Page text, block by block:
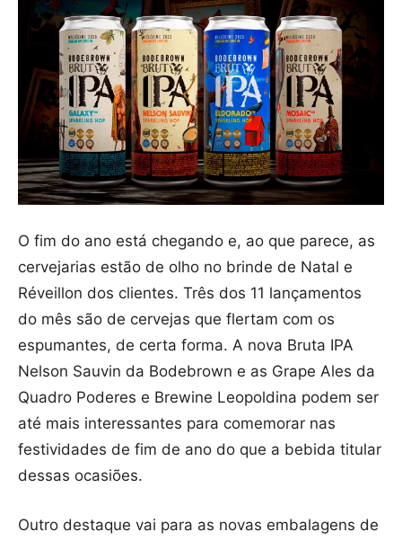
O fim do ano está chegando e, ao que parece, as
cervejarias estão de olho no brinde de Natal e
Réveillon dos clientes. Três dos 11 lançamentos
do mês são de cervejas que flertam com os
espumantes, de certa forma. A nova Bruta IPA
Nelson Sauvin da Bodebrown e as Grape Ales da
Quadro Poderes e Brewine Leopoldina podem ser
até mais interessantes para comemorar nas
festividades de fim de ano do que a bebida titular
dessas ocasiões.
Outro destaque vai para as novas embalagens de